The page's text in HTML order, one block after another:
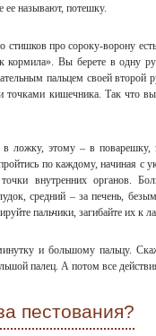
ее называют, потешку.
стишков про сороку-ворону
кормила». Вы берете в одну
пальцем своей
точками кишечника. Так что
ложку, этому – в
по каждому, начиная с
внутренних органов.
средний – за печень,
пальчики, загибайте их к
и большому пальцу.
палец. А потом все
пестования?